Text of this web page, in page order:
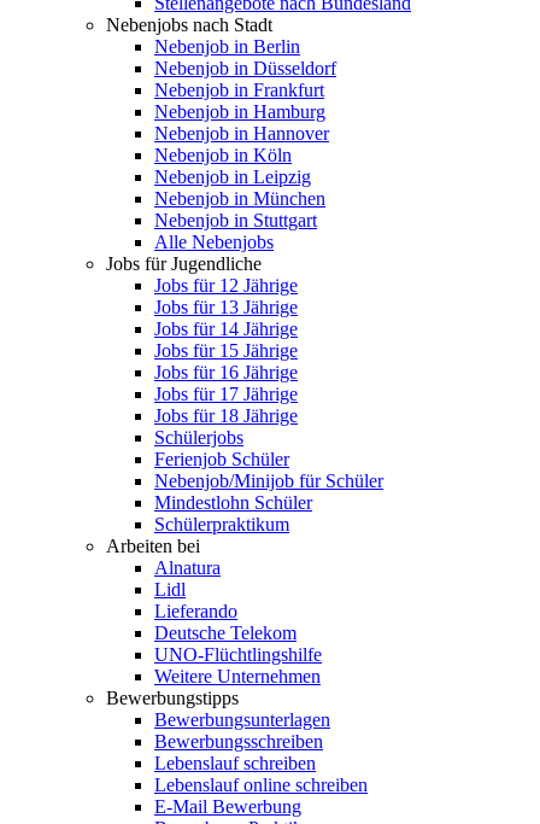
Nebenjobs nach Stadt
Nebenjob in Berlin
Nebenjob in Düsseldorf
Nebenjob in Frankfurt
Nebenjob in Hamburg
Nebenjob in Hannover
Nebenjob in Köln
Nebenjob in Leipzig
Nebenjob in München
Nebenjob in Stuttgart
Alle Nebenjobs
Jobs für Jugendliche
Jobs für 12 Jährige
Jobs für 13 Jährige
Jobs für 14 Jährige
Jobs für 15 Jährige
Jobs für 16 Jährige
Jobs für 17 Jährige
Jobs für 18 Jährige
Schülerjobs
Ferienjob Schüler
Nebenjob/Minijob für Schüler
Mindestlohn Schüler
Schülerpraktikum
Arbeiten bei
Alnatura
Lidl
Lieferando
Deutsche Telekom
UNO-Flüchtlingshilfe
Weitere Unternehmen
Bewerbungstipps
Bewerbungsunterlagen
Bewerbungsschreiben
Lebenslauf schreiben
Lebenslauf online schreiben
E-Mail Bewerbung